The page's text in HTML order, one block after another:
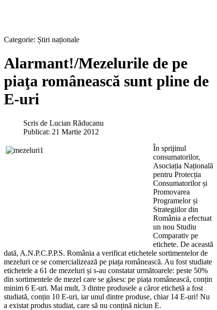
Categorie: Știri naționale
Alarmant!/Mezelurile de pe
piaţa românească sunt pline de
E-uri
Scris de Lucian Răducanu
Publicat: 21 Martie 2012
În sprijinul
consumatorilor,
Asociația Națională
pentru Protecția
Consumatorilor și
Promovarea
Programelor și
Strategiilor din
România a efectuat
un nou Studiu
Comparativ pe
etichete. De această
dată, A.N.P.C.P.P.S. România a verificat etichetele sortimentelor de
mezeluri ce se comercializează pe piața românească. Au fost studiate
etichetele a 61 de mezeluri și s-au constatat următoarele: peste 50%
din sortimentele de mezel care se găsesc pe piața românească, conțin
minim 6 E-uri. Mai mult, 3 dintre produsele a căror etichetă a fost
studiată, conțin 10 E-uri, iar unul dintre produse, chiar 14 E-uri! Nu
a existat produs studiat, care să nu conțină niciun E.